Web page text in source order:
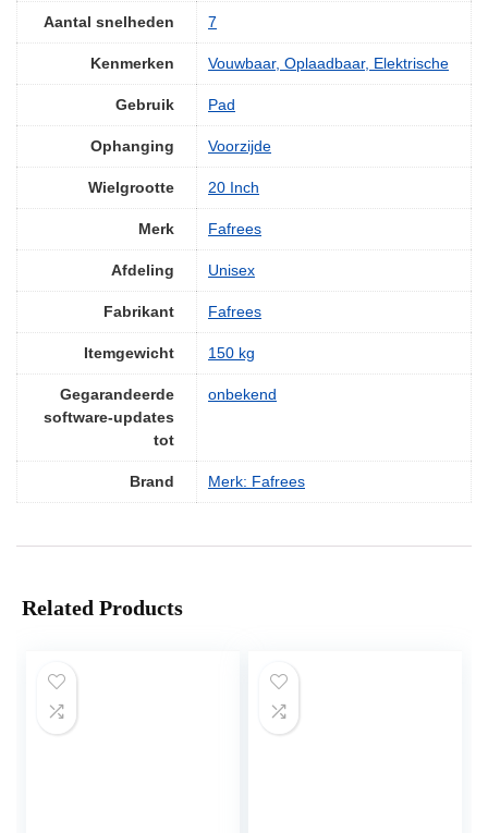
Aantal snelheden ‎7
Kenmerken ‎Vouwbaar, Oplaadbaar, Elektrische
Gebruik ‎Pad
Ophanging ‎Voorzijde
Wielgrootte ‎20 Inch
Merk ‎Fafrees
Afdeling ‎Unisex
Fabrikant ‎Fafrees
Itemgewicht ‎150 kg
Gegarandeerde
software-updates
tot
‎onbekend
Brand Merk: Fafrees
Related Products